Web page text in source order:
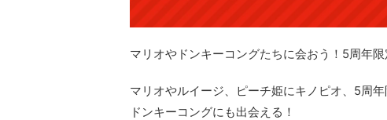
マリオやドンキーコングたちに会おう！5周年限
マリオやルイージ、ピーチ姫にキノピオ、5周
ドンキーコングにも出会える！